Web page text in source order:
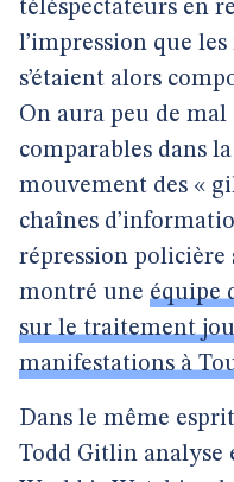
téléspectateurs en
l’impression que
s’étaient alors
On aura peu de
comparables dans
mouvement des «
chaînes
répression policière
montré une équipe
sur le traitement
manifestations à
Dans le même
Todd Gitlin analyse